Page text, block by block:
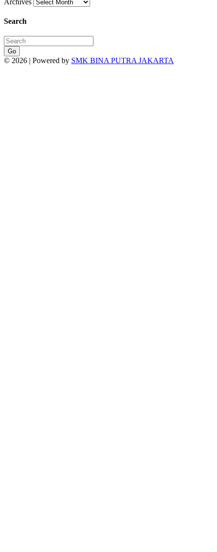
Search
Go
© 2026 | Powered by SMK BINA PUTRA JAKARTA